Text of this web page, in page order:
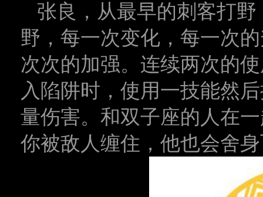
张良，从最早的刺客打
野，每一次变化，每一次
次次的加强。连续两次的
入陷阱时，使用一技能然
量伤害。和双子座的人在
你被敌人缠住，他也会舍